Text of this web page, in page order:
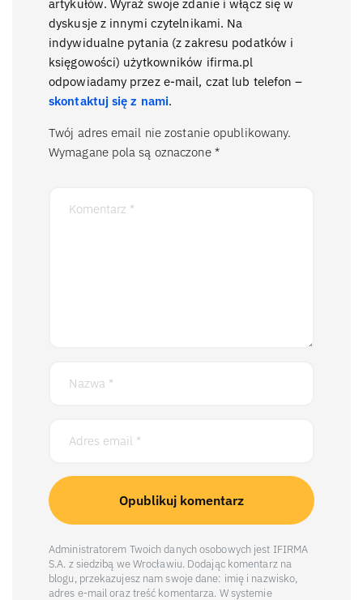
artykułów. Wyraź swoje zdanie i włącz się w
dyskusje z innymi czytelnikami. Na
indywidualne pytania (z zakresu podatków i
księgowości) użytkowników ifirma.pl
odpowiadamy przez e-mail, czat lub telefon –
skontaktuj się z nami.
Twój adres email nie zostanie opublikowany.
Wymagane pola są oznaczone *
Administratorem Twoich danych osobowych jest IFIRMA
S.A. z siedzibą we Wrocławiu. Dodając komentarz na
blogu, przekazujesz nam swoje dane: imię i nazwisko,
adres e-mail oraz treść komentarza. W systemie